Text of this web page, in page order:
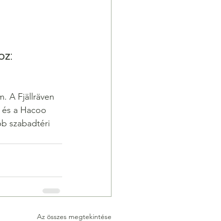
A Fjällräven
a Hacoo
szabadtéri
Az összes megtekintése